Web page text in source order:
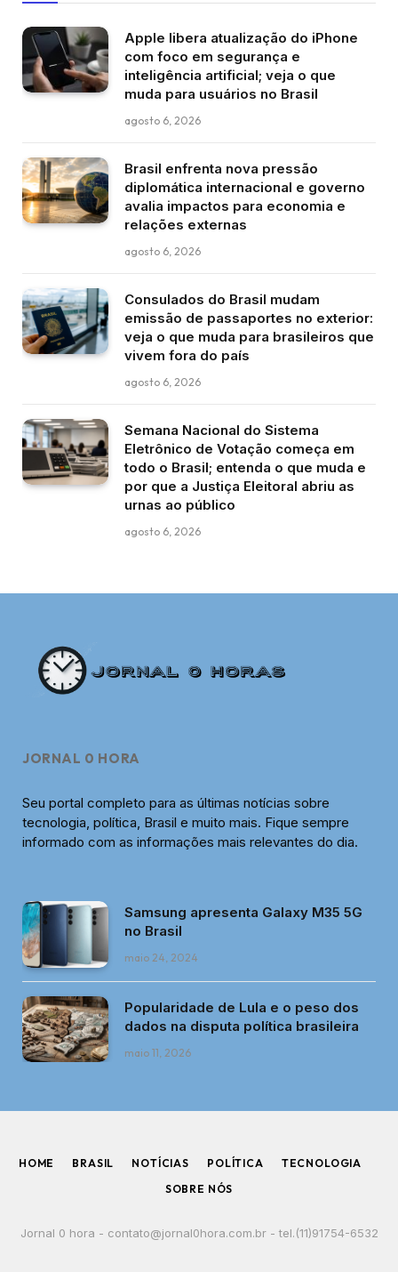
Apple libera atualização do iPhone
com foco em segurança e
inteligência artificial; veja o que
muda para usuários no Brasil
agosto 6, 2026
Brasil enfrenta nova pressão
diplomática internacional e governo
avalia impactos para economia e
relações externas
agosto 6, 2026
Consulados do Brasil mudam
emissão de passaportes no exterior:
veja o que muda para brasileiros que
vivem fora do país
agosto 6, 2026
Semana Nacional do Sistema
Eletrônico de Votação começa em
todo o Brasil; entenda o que muda e
por que a Justiça Eleitoral abriu as
urnas ao público
agosto 6, 2026
JORNAL 0 HORA
Seu portal completo para as últimas notícias sobre
tecnologia, política, Brasil e muito mais. Fique sempre
informado com as informações mais relevantes do dia.
Samsung apresenta Galaxy M35 5G
no Brasil
maio 24, 2024
Popularidade de Lula e o peso dos
dados na disputa política brasileira
maio 11, 2026
HOME BRASIL NOTÍCIAS POLÍTICA
TECNOLOGIA
SOBRE NÓS
Jornal 0 hora - contato@jornal0hora.com.br- tel.(11)91754-6532